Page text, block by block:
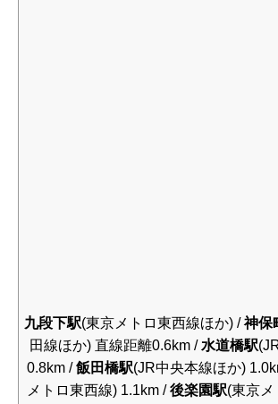
九段下駅(東京メトロ東西線ほか) /神保
田線ほか) 直線距離0.6km / 水道橋駅
0.8km /飯田橋駅(JR中央本線ほか)
メトロ東西線) 1.1km /後楽園駅(東京